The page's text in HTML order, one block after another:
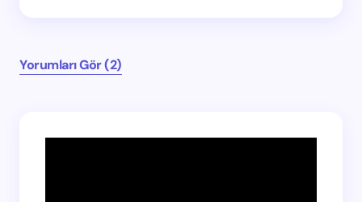
Yorumları Gör (2)